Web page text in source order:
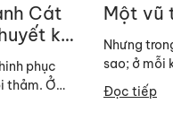
Cát
kỳ
phục
thảm. Ở
Một vũ
Nhưng
sao; ở mỗi
có hàng tỉ
Đọc tiếp